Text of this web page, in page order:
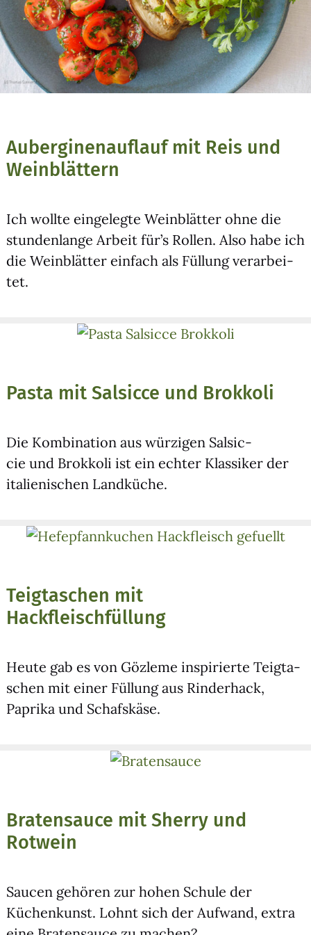
Auberginenauflauf mit Reis und
Weinblättern
Ich woll­te ein­ge­leg­te Wein­blät­ter ohne die
stun­den­lan­ge Arbeit für’s Rol­len. Also habe ich
die Wein­blät­ter ein­fach als Fül­lung ver­ar­bei­
tet.
Pasta mit Salsicce und Brokkoli
Die Kom­bi­na­ti­on aus wür­zi­gen Sal­sic­
cie und Brok­ko­li ist ein ech­ter Klas­si­ker der
ita­lie­ni­schen Land­kü­che.
Teigtaschen mit
Hackfleischfüllung
Heu­te gab es von Göz­le­me inspi­rier­te Teig­ta­
schen mit einer Fül­lung aus Rin­der­hack,
Papri­ka und Schafs­kä­se.
Bratensauce mit Sherry und
Rotwein
Sau­cen gehö­ren zur hohen Schu­le der
Küchen­kunst. Lohnt sich der Auf­wand, extra